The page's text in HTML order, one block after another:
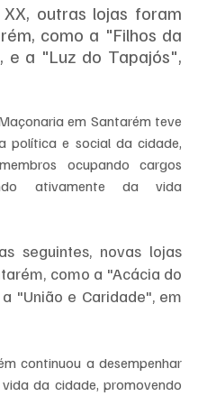
outras lojas foram
como a "Filhos da
e a "Luz do Tapajós",
em Santarém teve
política e social da cidade,
ocupando cargos
ativamente da vida
seguintes, novas lojas
como a "Acácia do
"União e Caridade", em
continuou a desempenhar
da cidade, promovendo